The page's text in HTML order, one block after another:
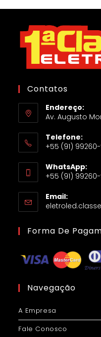
Contatos
Endereço:
Av. Augusto
Telefone:
+55 (91) 99260-
WhatsApp:
+55 (91) 99260-
Email:
Forma De
Navegação
A Empresa
Fale Conosco